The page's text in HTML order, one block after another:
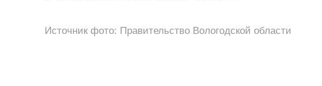
Источник фото: Правительство Вологодской области